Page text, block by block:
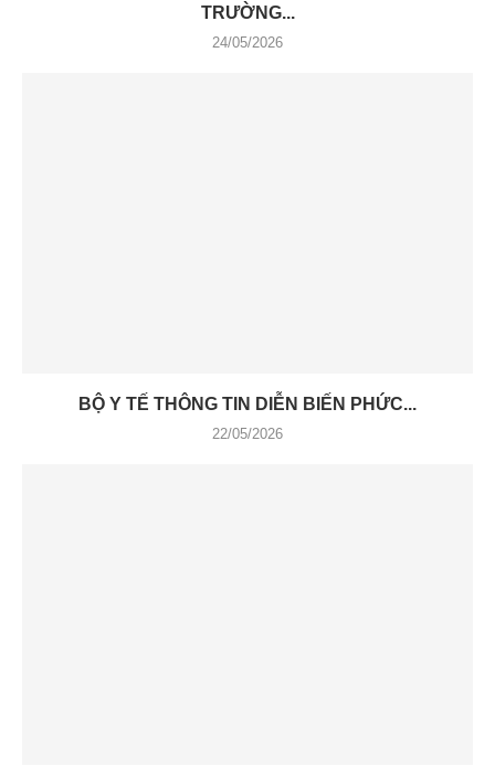
TRƯỜNG...
24/05/2026
BỘ Y TẾ THÔNG TIN DIỄN BIẾN PHỨC...
22/05/2026